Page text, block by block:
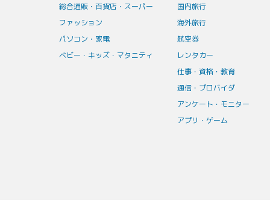
総合通販・百貨店・スーパー
ファッション
パソコン・家電
ベビー・キッズ・マタニティ
国内旅行
海外旅行
航空券
レンタカー
仕事・資格・教育
通信・プロバイダ
アンケート・モニター
アプリ・ゲーム